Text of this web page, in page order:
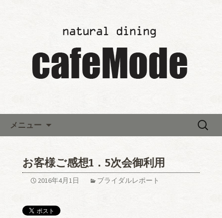
レストランウエディング「カ
フェモード～cafeMode～」か
らのお知らせ
メニュー
検
お客様ご感想1．5次会御利用
2016年4月1日 ブライダルレポート